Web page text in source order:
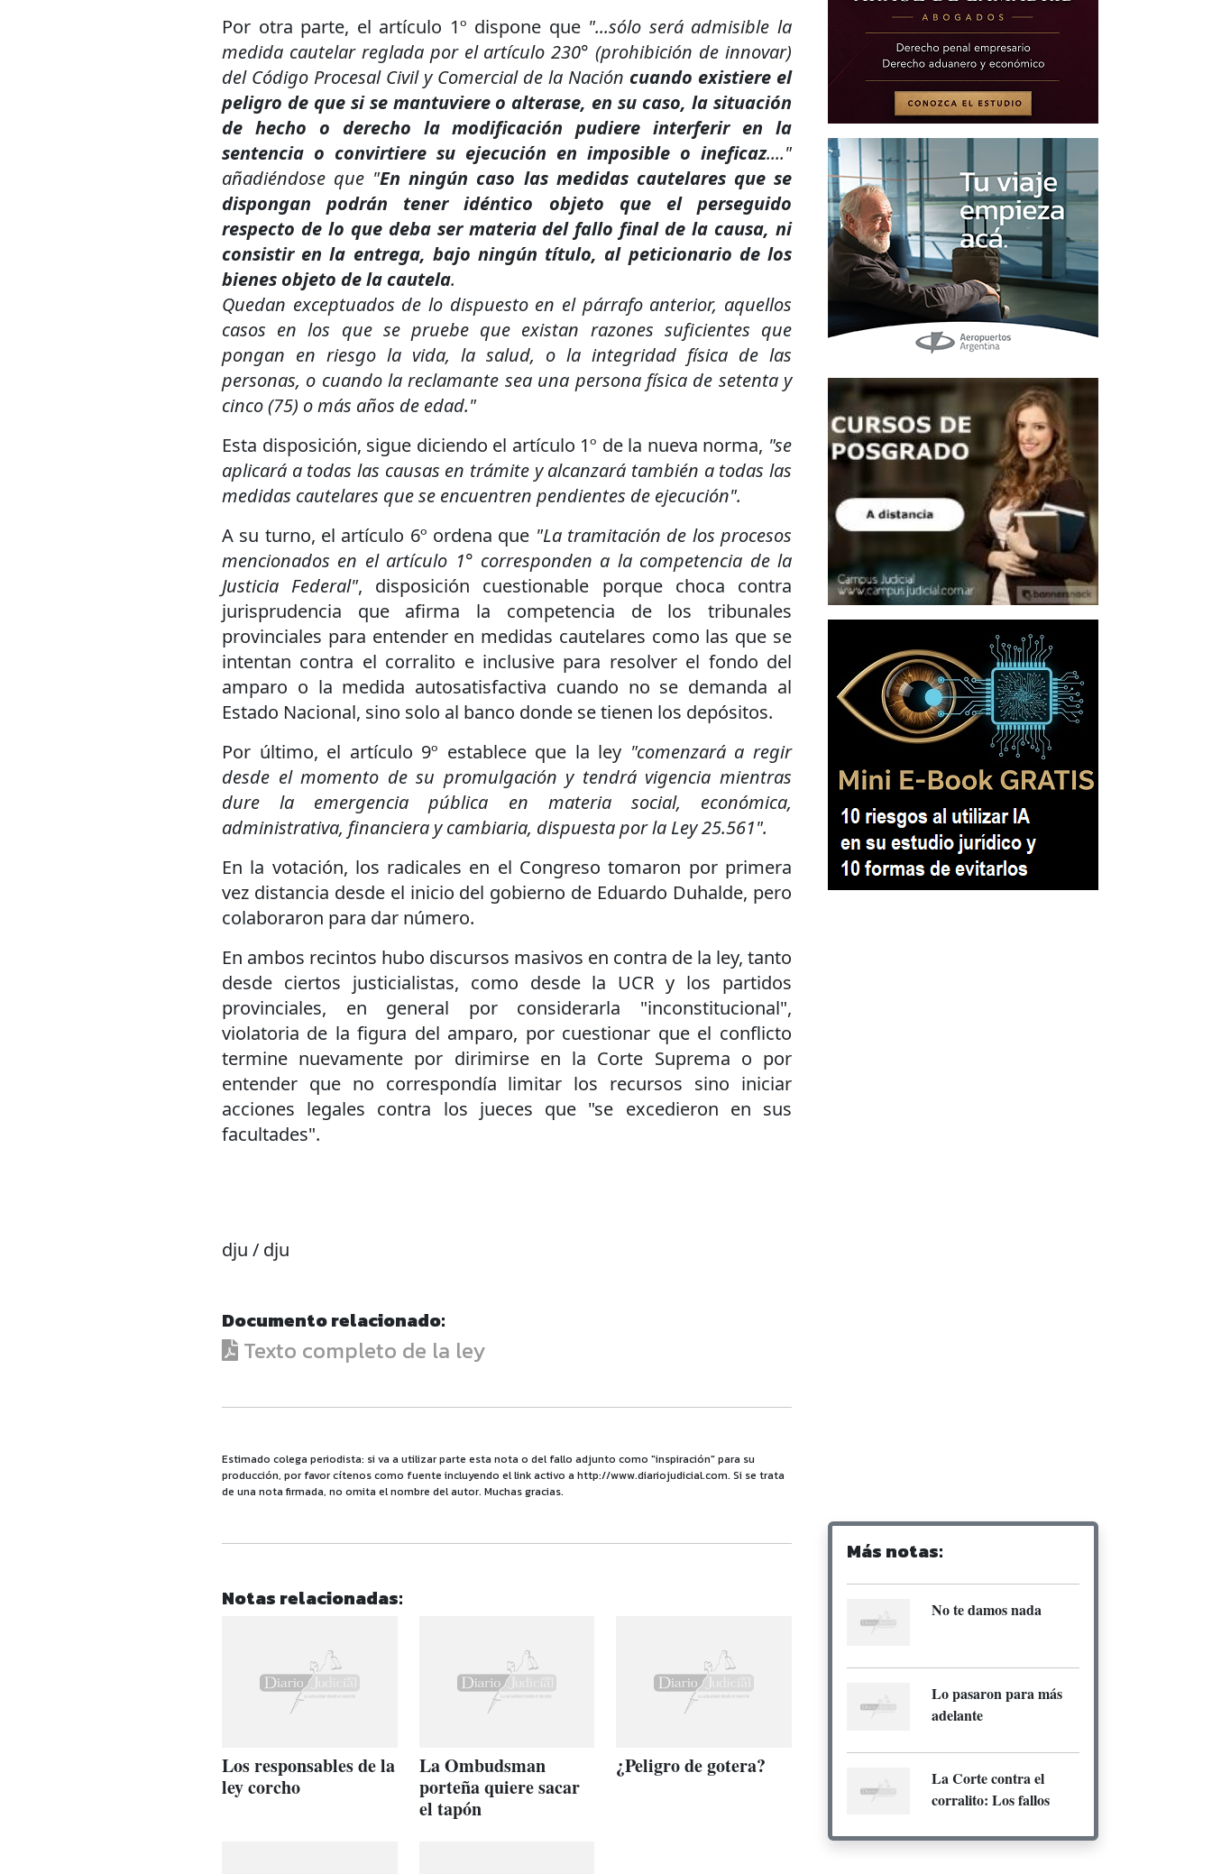
Por otra parte, el artículo 1º dispone que "...sólo será admisible la
medida cautelar reglada por el artículo 230° (prohibición de innovar)
del Código Procesal Civil y Comercial de la Nación cuando existiere el
peligro de que si se mantuviere o alterase, en su caso, la situación
de hecho o derecho la modificación pudiere interferir en la
sentencia o convirtiere su ejecución en imposible o ineficaz...."
añadiéndose que "En ningún caso las medidas cautelares que se
dispongan podrán tener idéntico objeto que el perseguido
respecto de lo que deba ser materia del fallo final de la causa, ni
consistir en la entrega, bajo ningún título, al peticionario de los
bienes objeto de la cautela.
Quedan exceptuados de lo dispuesto en el párrafo anterior, aquellos
casos en los que se pruebe que existan razones suficientes que
pongan en riesgo la vida, la salud, o la integridad física de las
personas, o cuando la reclamante sea una persona física de setenta y
cinco (75) o más años de edad."
Esta disposición, sigue diciendo el artículo 1º de la nueva norma, "se
aplicará a todas las causas en trámite y alcanzará también a todas las
medidas cautelares que se encuentren pendientes de ejecución".
A su turno, el artículo 6º ordena que "La tramitación de los procesos
mencionados en el artículo 1° corresponden a la competencia de la
Justicia Federal", disposición cuestionable porque choca contra
jurisprudencia que afirma la competencia de los tribunales
provinciales para entender en medidas cautelares como las que se
intentan contra el corralito e inclusive para resolver el fondo del
amparo o la medida autosatisfactiva cuando no se demanda al
Estado Nacional, sino solo al banco donde se tienen los depósitos.
Por último, el artículo 9º establece que la ley "comenzará a regir
desde el momento de su promulgación y tendrá vigencia mientras
dure la emergencia pública en materia social, económica,
administrativa, financiera y cambiaria, dispuesta por la Ley 25.561".
En la votación, los radicales en el Congreso tomaron por primera
vez distancia desde el inicio del gobierno de Eduardo Duhalde, pero
colaboraron para dar número.
En ambos recintos hubo discursos masivos en contra de la ley, tanto
desde ciertos justicialistas, como desde la UCR y los partidos
provinciales, en general por considerarla "inconstitucional",
violatoria de la figura del amparo, por cuestionar que el conflicto
termine nuevamente por dirimirse en la Corte Suprema o por
entender que no correspondía limitar los recursos sino iniciar
acciones legales contra los jueces que "se excedieron en sus
facultades".
dju / dju
Documento relacionado:
Texto completo de la ley
Estimado colega periodista: si va a utilizar parte esta nota o del fallo adjunto como "inspiración" para su
producción, por favor cítenos como fuente incluyendo el link activo a http://www.diariojudicial.com. Si se trata
de una nota firmada, no omita el nombre del autor. Muchas gracias.
Notas relacionadas:
Los responsables de la
ley corcho
La Ombudsman
porteña quiere sacar
el tapón
¿Peligro de gotera?
Más notas:
No te damos nada
Lo pasaron para más
adelante
La Corte contra el
corralito: Los fallos